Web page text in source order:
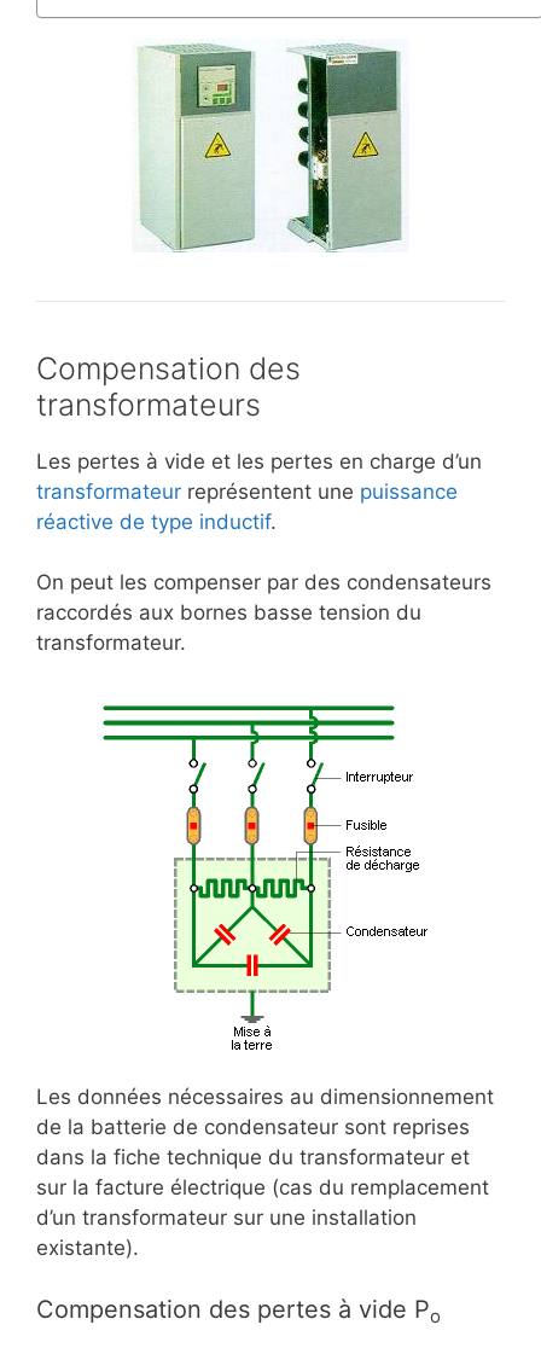
Compensation des
transformateurs
Les pertes à vide et les pertes en charge d’un
transformateur représentent une puissance
réactive de type inductif.
On peut les compenser par des condensateurs
raccordés aux bornes basse tension du
transformateur.
Les données nécessaires au dimensionnement
de la batterie de condensateur sont reprises
dans la fiche technique du transformateur et
sur la facture électrique (cas du remplacement
d’un transformateur sur une installation
existante).
Compensation des pertes à vide Po